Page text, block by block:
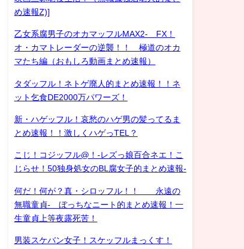
め速報Z)]
乙女系腐男子のオカマッフルMAX2- FX！
オ・カマトレーダーの逆襲！！ 極道のオカ
マたち編（おもしろ動画まとめ速報）
タダッフル！ネトゲ廃人的まとめ速報！！ネ
ット乞食DE2000万パワーズ！
新・ハゲッフル！哀愁のハゲ男の髪ってるま
とめ速報！！激しくハゲっTEL？
こじ！コジッフル@！-レズっ娘百合ネエ！こ
じらせ！50独身処女のBL腐女子的まとめ速報-
何だ！何が？真・シロッフル！！ 永遠の
無職童貞- ぼっちなニート的まとめ速報！一
生童貞上等夜露死苦！
男装スケバン女子！スケッフルまっくす！